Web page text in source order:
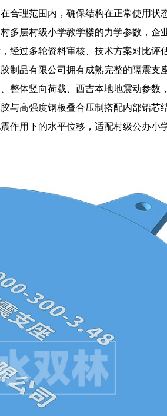
合理范围内，确保结构在正常使用状
多层村级小学教学楼的力学参数，企
经过多轮资料审核、技术方案对比评
制品有限公司拥有成熟完整的隔震支
整体竖向荷载、西吉本地地震动参数
与高强度钢板叠合压制搭配内部铅芯
作用下的水平位移，适配村级公办小